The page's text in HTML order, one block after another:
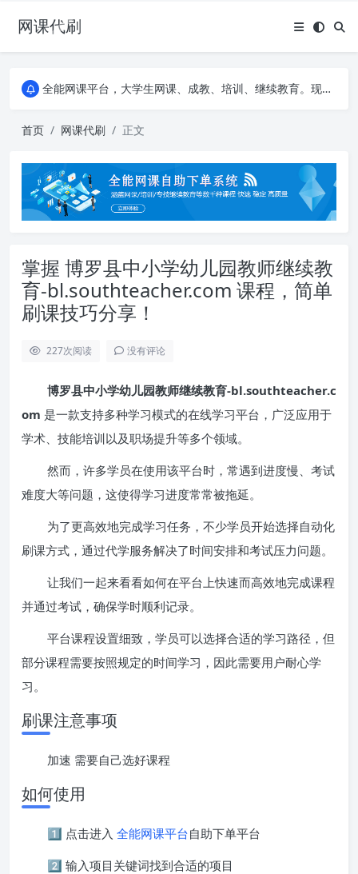
网课代刷
AI论文写作平台，根据真实文献内容生成论文
全能网课平台，大学生网课、成教、培训、继续教育。现已接入代刷代考项目3000+
全能网课平台，大学生网课、成教、培训、继续教育。现已接入代刷代考项目3000+
首页 网课代刷 正文
掌握 博罗县中小学幼儿园教师继续教
育-bl.southteacher.com 课程，简单
刷课技巧分享！
227次阅读 没有评论
博罗县中小学幼儿园教师继续教育-bl.southteacher.c
om 是一款支持多种学习模式的在线学习平台，广泛应用于
学术、技能培训以及职场提升等多个领域。
然而，许多学员在使用该平台时，常遇到进度慢、考试
难度大等问题，这使得学习进度常常被拖延。
为了更高效地完成学习任务，不少学员开始选择自动化
刷课方式，通过代学服务解决了时间安排和考试压力问题。
让我们一起来看看如何在平台上快速而高效地完成课程
并通过考试，确保学时顺利记录。
平台课程设置细致，学员可以选择合适的学习路径，但
部分课程需要按照规定的时间学习，因此需要用户耐心学
习。
刷课注意事项
加速 需要自己选好课程
如何使用
1️⃣ 点击进入 全能网课平台自助下单平台
2️⃣ 输入项目关键词找到合适的项目